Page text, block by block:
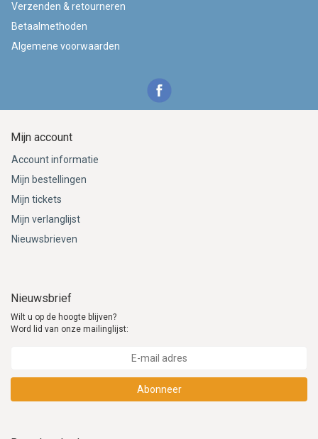
Verzenden & retourneren
Betaalmethoden
Algemene voorwaarden
Mijn account
Account informatie
Mijn bestellingen
Mijn tickets
Mijn verlanglijst
Nieuwsbrieven
Nieuwsbrief
Wilt u op de hoogte blijven?
Word lid van onze mailinglijst:
Abonneer